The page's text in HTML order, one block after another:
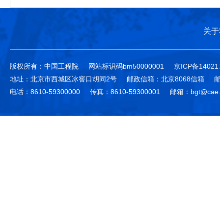
关
版权所有：中国工程院 网站标识码bm50000001
京ICP备
地址：北京市西城区冰窖口胡同2号
邮政信箱：北京8068信箱
电话：8610-59300000
传真：8610-59300001 邮箱：